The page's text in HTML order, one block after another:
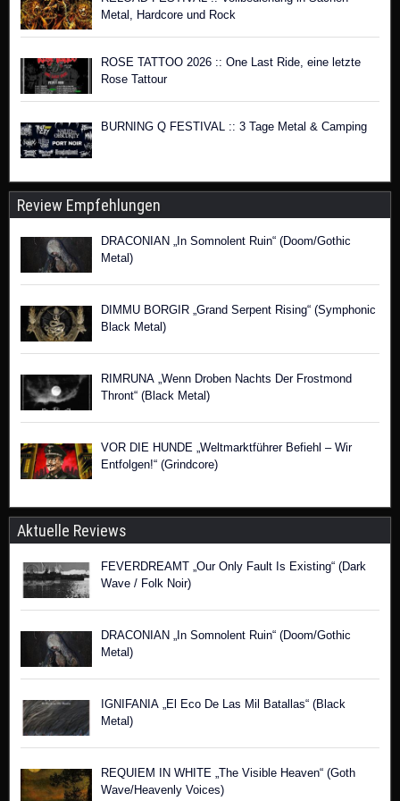
Metal, Hardcore und Rock
ROSE TATTOO 2026 :: One Last Ride, eine letzte
Rose Tattour
BURNING Q FESTIVAL :: 3 Tage Metal & Camping
Review Empfehlungen
DRACONIAN „In Somnolent Ruin“ (Doom/Gothic
Metal)
DIMMU BORGIR „Grand Serpent Rising“ (Symphonic
Black Metal)
RIMRUNA „Wenn Droben Nachts Der Frostmond
Thront“ (Black Metal)
VOR DIE HUNDE „Weltmarktführer Befiehl – Wir
Entfolgen!“ (Grindcore)
Aktuelle Reviews
FEVERDREAMT „Our Only Fault Is Existing“ (Dark
Wave / Folk Noir)
DRACONIAN „In Somnolent Ruin“ (Doom/Gothic
Metal)
IGNIFANIA „El Eco De Las Mil Batallas“ (Black
Metal)
REQUIEM IN WHITE „The Visible Heaven“ (Goth
Wave/Heavenly Voices)